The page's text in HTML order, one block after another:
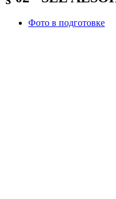
Фото в подготовке